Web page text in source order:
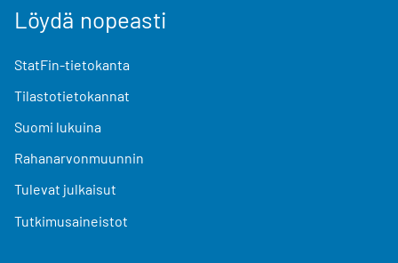
Löydä nopeasti
StatFin-tietokanta
Tilastotietokannat
Suomi lukuina
Rahanarvonmuunnin
Tulevat julkaisut
Tutkimusaineistot